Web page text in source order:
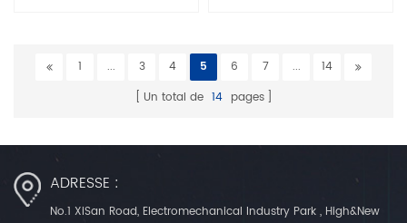
1 ... 3 4 5 6 7 ...
14
Un total de 14 pages
ADRESSE :
No.1 XiSan Road, Electromechanical Industry Park , High&New